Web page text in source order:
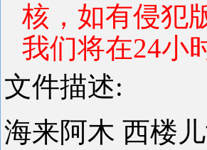
核，如有侵犯
我们将在24小
文件描述:
海来阿木 西楼